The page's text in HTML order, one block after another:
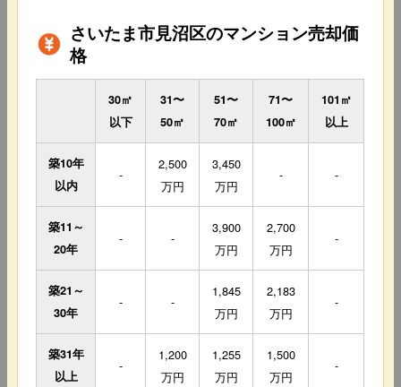
さいたま市見沼区のマンション売却価
格
30㎡
以下
31〜
50㎡
51〜
70㎡
71〜
100㎡
101㎡
以上
築10年
以内
-
2,500
万円
3,450
万円
- -
築11～
20年
- -
3,900
万円
2,700
万円
-
築21～
30年
- -
1,845
万円
2,183
万円
-
築31年
以上
-
1,200
万円
1,255
万円
1,500
万円
-